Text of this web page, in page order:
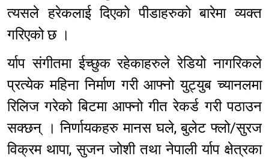
त्यसले हरेकलाई दिएको पीडाहरुको बारेमा व्यक्त
गरिएको छ ।
र्याप संगीतमा ईच्छुक रहेकाहरुले रेडियो नागरिकले
प्रत्येक महिना निर्माण गरी आफ्नो युट्युब च्यानलमा
रिलिज गरेको बिटमा आफ्नो गीत रेकर्ड गरी पठाउन
सक्छन् । निर्णायकहरु मानस घले, बुलेट फ्लो/सुरज
विक्रम थापा, सुजन जोशी तथा नेपाली र्याप क्षेत्रका